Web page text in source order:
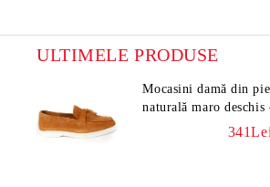
ULTIMELE PRODUSE
Mocasini damă din
naturală maro deschis
341Lei